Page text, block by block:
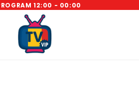
12:00 - 00:00